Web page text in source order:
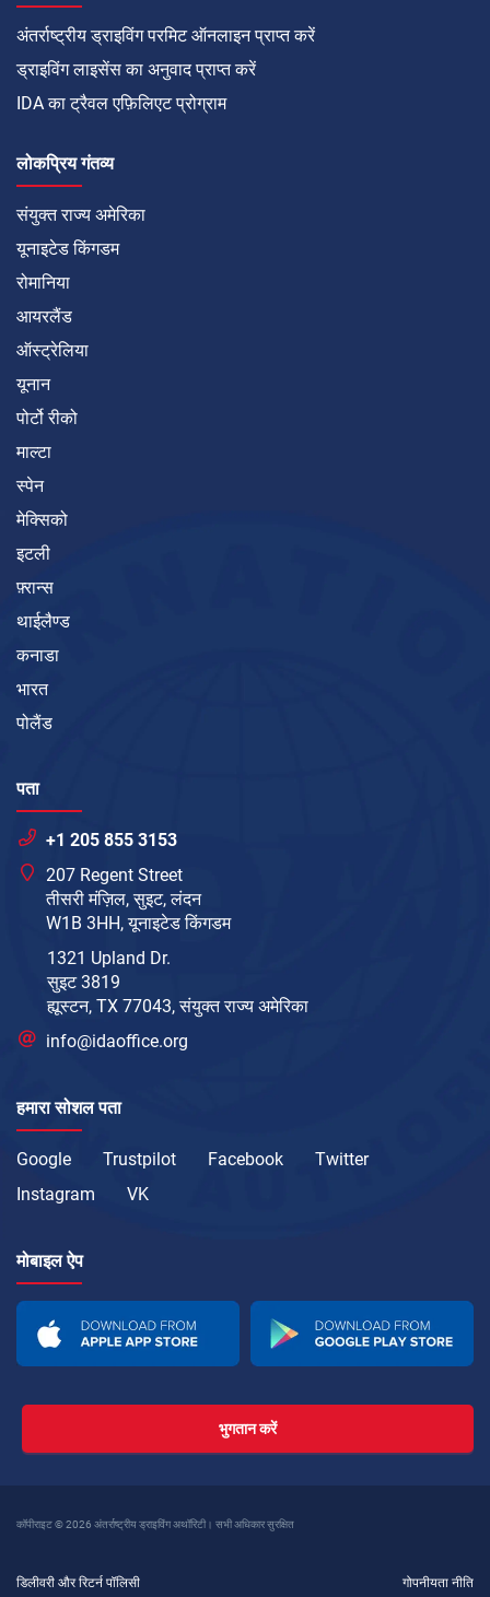
अंतर्राष्ट्रीय ड्राइविंग परमिट ऑनलाइन प्राप्त करें
ड्राइविंग लाइसेंस का अनुवाद प्राप्त करें
IDA का ट्रैवल एफ़िलिएट प्रोग्राम
लोकप्रिय गंतव्य
संयुक्त राज्य अमेरिका
यूनाइटेड किंगडम
रोमानिया
आयरलैंड
ऑस्ट्रेलिया
यूनान
पोर्टो रीको
माल्टा
स्पेन
मेक्सिको
इटली
फ़्रान्स
थाईलैण्ड
कनाडा
भारत
पोलैंड
पता
+1 205 855 3153
207 Regent Street
तीसरी मंज़िल, सुइट, लंदन
W1B 3HH, यूनाइटेड किंगडम
1321 Upland Dr.
सुइट 3819
ह्यूस्टन, TX 77043, संयुक्त राज्य अमेरिका
info@idaoffice.org
हमारा सोशल पता
Google Trustpilot Facebook
Twitter
Instagram
VK
मोबाइल ऐप
भुगतान करें
कॉपीराइट © 2026 अंतर्राष्ट्रीय ड्राइविंग अथॉरिटी। सभी अधिकार सुरक्षित
डिलीवरी और रिटर्न पॉलिसी गोपनीयता नीति